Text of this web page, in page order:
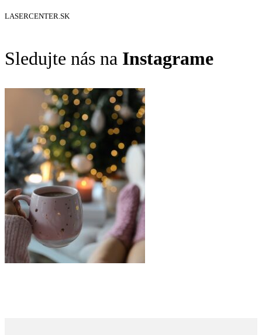
LASERCENTER.SK
Sledujte nás na Instagrame